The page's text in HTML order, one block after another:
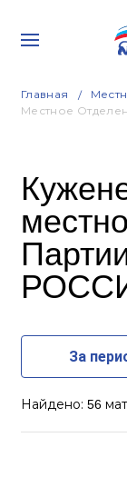
Главная
Местное
За
Найдено: 56